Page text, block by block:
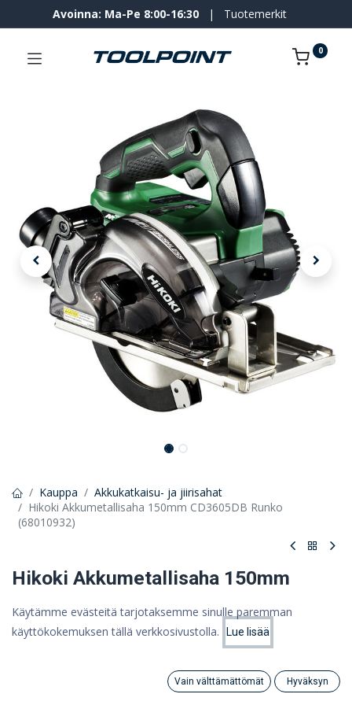
Hinta:
Lisää ostoskoriin
Category
Avoinna: Ma-Pe 8:00-16:30 | Tuotemerkit
0
Kauppa
Akkukatkaisu- ja jiirisahat
Hikoki Akkumetallisaha 150mm CD3605DB Runko
(68010932)
Hikoki Akkumetallisaha 150mm
CD3605DB Runko (68010932)
384,85 €
Käytämme evästeitä tarjotaksemme sinulle paremman
käyttökokemuksen tällä verkkosivustolla.
Lue lisää
Vain välttämättömät Hyväksyn